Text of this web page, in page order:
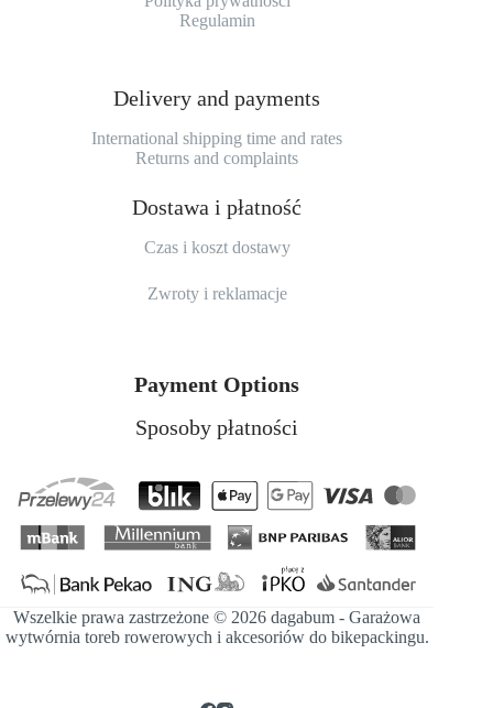
Regulamin
Delivery and payments
International shipping time and rates
Returns and complaints
Dostawa i płatność
Czas i koszt dostawy
Zwroty i reklamacje
Payment Options
Sposoby płatności
Wszelkie prawa zastrzeżone © 2026 dagabum - Garażowa
wytwórnia toreb rowerowych i akcesoriów do bikepackingu.